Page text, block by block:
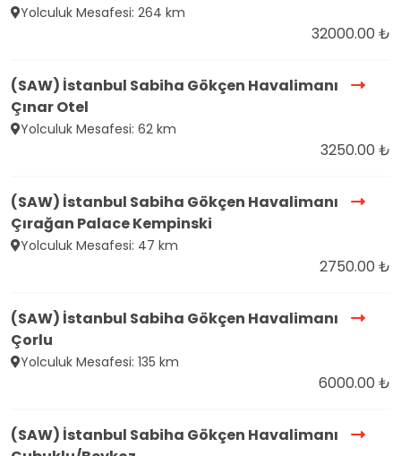
Yolculuk Mesafesi: 264 km
32000.00 ₺
(SAW) İstanbul Sabiha Gökçen Havalimanı
Çınar Otel
Yolculuk Mesafesi: 62 km
3250.00 ₺
(SAW) İstanbul Sabiha Gökçen Havalimanı
Çırağan Palace Kempinski
Yolculuk Mesafesi: 47 km
2750.00 ₺
(SAW) İstanbul Sabiha Gökçen Havalimanı
Çorlu
Yolculuk Mesafesi: 135 km
6000.00 ₺
(SAW) İstanbul Sabiha Gökçen Havalimanı